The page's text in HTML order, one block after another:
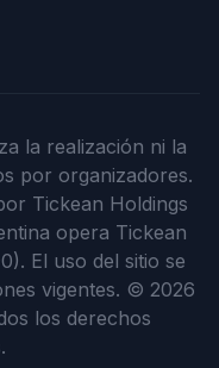
la realización ni la
por organizadores.
Tickean Holdings
opera Tickean
El uso del sitio se
vigentes. © 2026
los derechos